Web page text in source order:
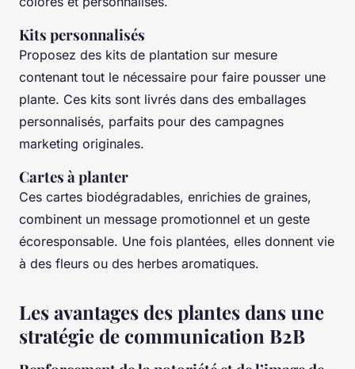
Kits personnalisés
Proposez des kits de plantation sur mesure
contenant tout le nécessaire pour faire pousser une
plante. Ces kits sont livrés dans des emballages
personnalisés, parfaits pour des campagnes
marketing originales.
Cartes à planter
Ces cartes biodégradables, enrichies de graines,
combinent un message promotionnel et un geste
écoresponsable. Une fois plantées, elles donnent vie
à des fleurs ou des herbes aromatiques.
Les avantages des plantes dans une
stratégie de communication B2B